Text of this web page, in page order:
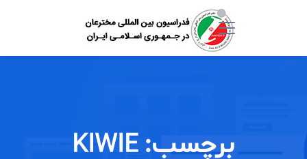
برچسب:KIWIE